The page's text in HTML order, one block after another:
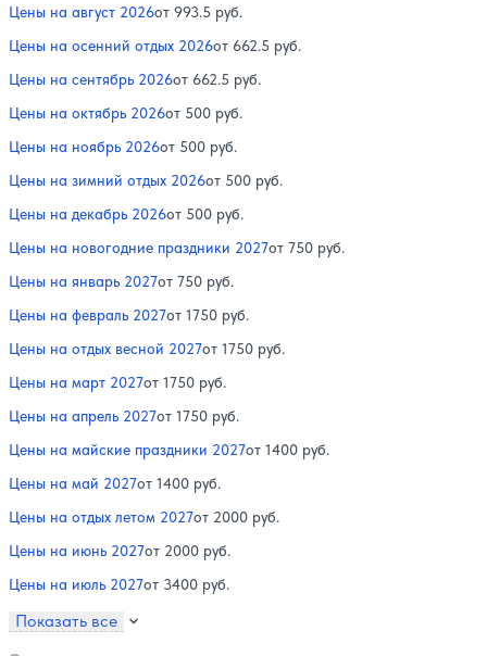
Цены на август 2026от 993.5 руб.
Цены на осенний отдых 2026от 662.5 руб.
Цены на сентябрь 2026от 662.5 руб.
Цены на октябрь 2026от 500 руб.
Цены на ноябрь 2026от 500 руб.
Цены на зимний отдых 2026от 500 руб.
Цены на декабрь 2026от 500 руб.
Цены на новогодние праздники 2027от 750 руб.
Цены на январь 2027от 750 руб.
Цены на февраль 2027от 1750 руб.
Цены на отдых весной 2027от 1750 руб.
Цены на март 2027от 1750 руб.
Цены на апрель 2027от 1750 руб.
Цены на майские праздники 2027от 1400 руб.
Цены на май 2027от 1400 руб.
Цены на отдых летом 2027от 2000 руб.
Цены на июнь 2027от 2000 руб.
Цены на июль 2027от 3400 руб.
Показать все